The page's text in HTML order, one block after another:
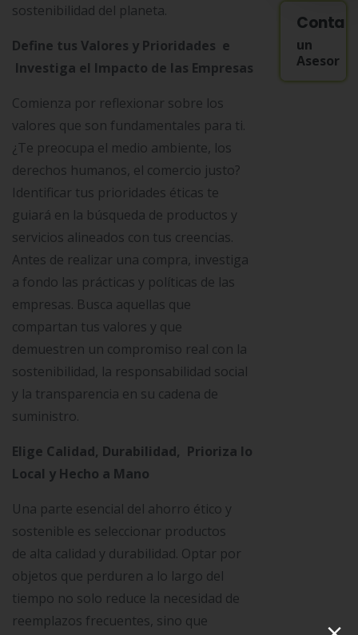
sostenibilidad del planeta.
Define tus Valores y Prioridades e
Investiga el Impacto de las Empresas
Comienza por reflexionar sobre los
valores que son fundamentales para ti.
¿Te preocupa el medio ambiente, los
derechos humanos, el comercio justo?
Identificar tus prioridades éticas te
guiará en la búsqueda de productos y
servicios alineados con tus creencias.
Antes de realizar una compra, investiga
a fondo las prácticas y políticas de las
empresas. Busca aquellas que
compartan tus valores y que
demuestren un compromiso real con la
sostenibilidad, la responsabilidad social
y la transparencia en su cadena de
suministro.
Elige Calidad, Durabilidad, Prioriza lo
Local y Hecho a Mano
Una parte esencial del ahorro ético y
sostenible es seleccionar productos
de alta calidad y durabilidad. Optar por
objetos que perduren a lo largo del
tiempo no solo reduce la necesidad de
reemplazos frecuentes, sino que
un
Asesor